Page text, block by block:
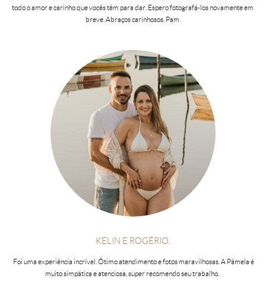
todo o amor e carinho que vocês têm para dar. Espero fotografá-los novamente em
breve. Abraços carinhosos, Pam.
KELIN E ROGÉRIO.
Foi uma experiência incrível. Ótimo atendimento e fotos maravilhosas. A Pâmela é
muito simpática e atenciosa, super recomendo seu trabalho.